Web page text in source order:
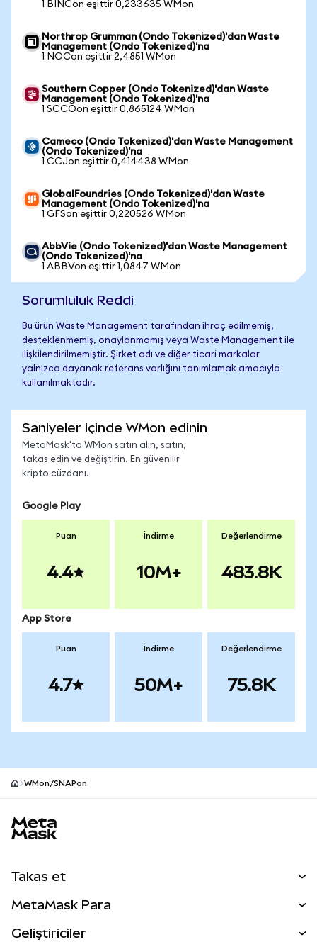
1 BINCon eşittir 0,233635 WMon
Northrop Grumman (Ondo Tokenized)'dan Waste
Management (Ondo Tokenized)'na
1 NOCon eşittir 2,4851 WMon
Southern Copper (Ondo Tokenized)'dan Waste
Management (Ondo Tokenized)'na
1 SCCOon eşittir 0,865124 WMon
Cameco (Ondo Tokenized)'dan Waste Management
(Ondo Tokenized)'na
1 CCJon eşittir 0,414438 WMon
GlobalFoundries (Ondo Tokenized)'dan Waste
Management (Ondo Tokenized)'na
1 GFSon eşittir 0,220526 WMon
AbbVie (Ondo Tokenized)'dan Waste Management
(Ondo Tokenized)'na
1 ABBVon eşittir 1,0847 WMon
Sorumluluk Reddi
Bu ürün Waste Management tarafından ihraç edilmemiş,
desteklenmemiş, onaylanmamış veya Waste Management ile
ilişkilendirilmemiştir. Şirket adı ve diğer ticari markalar
yalnızca dayanak referans varlığını tanımlamak amacıyla
kullanılmaktadır.
Saniyeler içinde WMon edinin
MetaMask'ta WMon satın alın, satın,
takas edin ve değiştirin. En güvenilir
kripto cüzdanı.
Google Play
Puan
4.4
İndirme
10M+
Değerlendirme
483.8K
App Store
Puan
4.7
İndirme
50M+
Değerlendirme
75.8K
WMon/SNAPon
Takas et
MetaMask Para
Geliştiriciler